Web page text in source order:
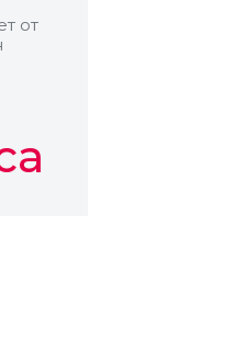
от